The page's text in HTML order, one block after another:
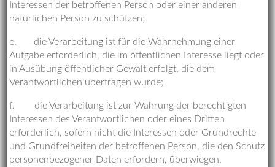
Interessen der betroffenen Person oder einer anderen
natürlichen Person zu schützen;
e. die Verarbeitung ist für die Wahrnehmung einer
Aufgabe erforderlich, die im öffentlichen Interesse liegt oder
in Ausübung öffentlicher Gewalt erfolgt, die dem
Verantwortlichen übertragen wurde;
f. die Verarbeitung ist zur Wahrung der berechtigten
Interessen des Verantwortlichen oder eines Dritten
erforderlich, sofern nicht die Interessen oder Grundrechte
und Grundfreiheiten der betroffenen Person, die den Schutz
personenbezogener Daten erfordern, überwiegen,